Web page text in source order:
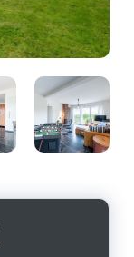
Photo
de
l'album